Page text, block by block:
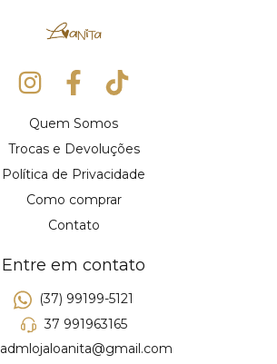
Quem Somos
Trocas e Devoluções
Política de Privacidade
Como comprar
Contato
Entre em contato
(37) 99199-5121
37 991963165
admlojaloanita@gmail.com